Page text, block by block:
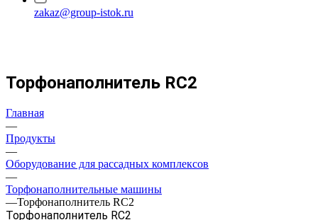
zakaz@group-istok.ru
Торфонаполнитель RC2
Главная
—
Продукты
—
Оборудование для рассадных комплексов
—
Торфонаполнительные машины
—Торфонаполнитель RC2
Торфонаполнитель RC2